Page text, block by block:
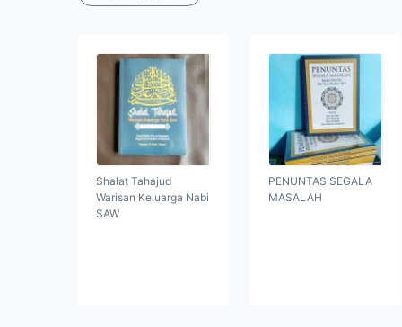
Shalat Tahajud
Warisan Keluarga Nabi
SAW
PENUNTAS SEGALA
MASALAH